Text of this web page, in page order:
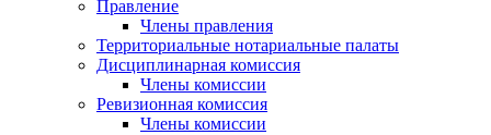
Правление
Члены правления
Территориальные нотариальные палаты
Дисциплинарная комиссия
Члены комиссии
Ревизионная комиссия
Члены комиссии